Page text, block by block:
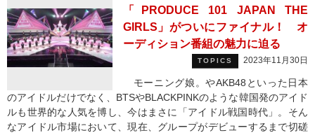
「PRODUCE 101 JAPAN THE
GIRLS」がついにファイナル！ オ
ーディション番組の魅力に迫る
TOPICS 2023年11月30日
モーニング娘。やAKB48といった日本
のアイドルだけでなく、BTSやBLACKPINKのような韓国発のアイド
ルも世界的な人気を博し、今はまさに「アイドル戦国時代」。そん
なアイドル市場において、現在、グループがデビューするまで切磋